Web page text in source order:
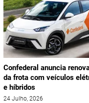
Confederal anuncia
da frota com veículos
e híbridos
24 Julho, 2026